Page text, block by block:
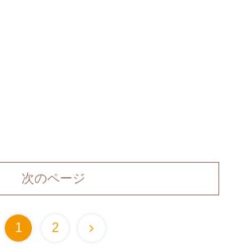
次のページ
1 2